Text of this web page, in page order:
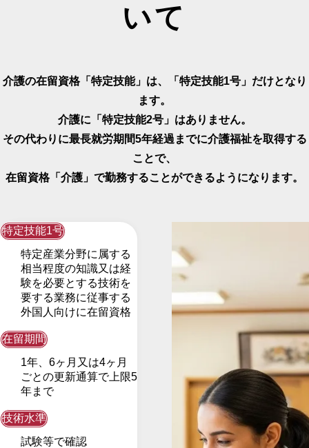
いて
介護の在留資格「特定技能」は、
「特定技能1号」だけとなり
ます。
介護に「特定技能2号」はありません。
その代わりに最長就労期間5年経過までに介護福祉を取得する
ことで、
在留資格「介護」で勤務することができるようになります。
特定技能1号
特定産業分野に属する
相当程度の知識又は経
験を必要とする技術を
要する業務に従事する
外国人向けに在留資格
在留期間
1年、6ヶ月又は4ヶ月
ごとの更新通算で上限5
年まで
技術水準
試験等で確認